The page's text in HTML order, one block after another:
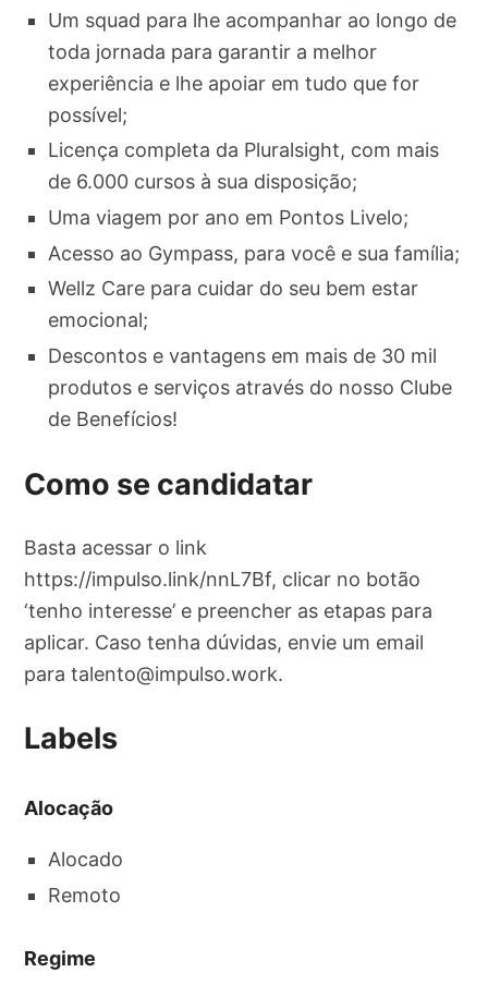
Um squad para lhe acompanhar ao longo de
toda jornada para garantir a melhor
experiência e lhe apoiar em tudo que for
possível;
Licença completa da Pluralsight, com mais
de 6.000 cursos à sua disposição;
Uma viagem por ano em Pontos Livelo;
Acesso ao Gympass, para você e sua família;
Wellz Care para cuidar do seu bem estar
emocional;
Descontos e vantagens em mais de 30 mil
produtos e serviços através do nosso Clube
de Benefícios!
Como se candidatar
Basta acessar o link
https://impulso.link/nnL7Bf, clicar no botão
‘tenho interesse’ e preencher as etapas para
aplicar. Caso tenha dúvidas, envie um email
paratalento@impulso.work.
Labels
Alocação
Alocado
Remoto
Regime